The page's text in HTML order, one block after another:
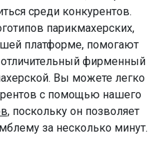
среди конкурентов.
парикмахерских,
платформе, помогают
отличительный фирменный
Вы можете легко
с помощью нашего
, поскольку он позволяет
за несколько минут.